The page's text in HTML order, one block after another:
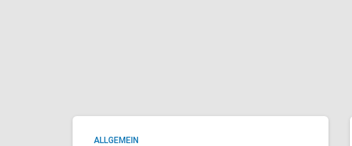
ALLGEMEIN